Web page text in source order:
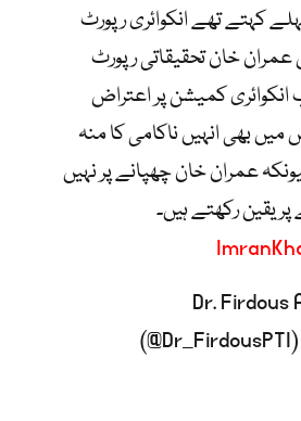
کہتے تھے انکوائری رپورٹ
عمران خان تحقیقاتی رپورٹ
کمیشن پر اعتراض
بھی انہیں ناکامی کا منہ
عمران خان چھپانے پر نہیں
پر یقین رکھتے ہیں۔
— Dr.
(@Dr_FirdousPTI)